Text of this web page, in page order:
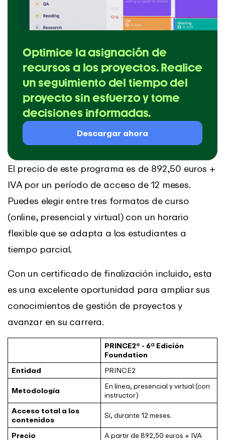
Optimice la asignación de
recursos a los proyectos. Realice
un seguimiento del tiempo del
proyecto sin esfuerzo y tome
decisiones informadas.
Descargar ahora
El precio de este programa es de 892,50 euros +
IVA por un período de acceso de 12 meses.
Puedes elegir entre tres formatos de curso
(online, presencial y virtual) con un horario
flexible que se adapta a los estudiantes a
tiempo parcial.
Con un certificado de finalización incluido, esta
es una excelente oportunidad para ampliar sus
conocimientos de gestión de proyectos y
avanzar en su carrera.
PRINCE2® - 6ª Edición
Foundation
Entidad
PRINCE2
Metodología
En línea, presencial y virtual (con
instructor)
Acceso total a los
contenidos
Sí, durante 12 meses.
Precio
A partir de 892,50 euros + IVA